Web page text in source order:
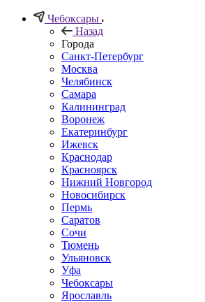
Чебоксары
Назад
Города
Санкт-Петербург
Москва
Челябинск
Самара
Калининград
Воронеж
Екатеринбург
Ижевск
Краснодар
Красноярск
Нижний Новгород
Новосибирск
Пермь
Саратов
Сочи
Тюмень
Ульяновск
Уфа
Чебоксары
Ярославль